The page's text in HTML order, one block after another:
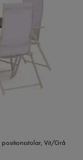
positionsstolar, Vit/Grå